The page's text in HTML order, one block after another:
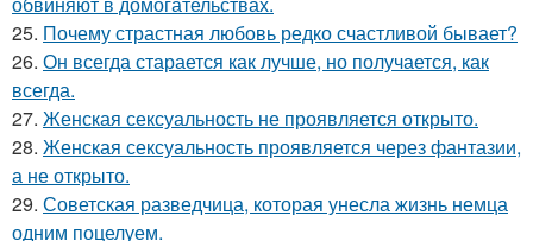
25. Почему страстная любовь редко счастливой бывает?
26. Он всегда старается как лучше, но получается, как
всегда.
27. Женская сексуальность не проявляется открыто.
28. Женская сексуальность проявляется через фантазии,
а не открыто.
29. Советская разведчица, которая унесла жизнь немца
одним поцелуем.